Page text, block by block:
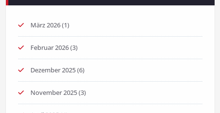
März 2026(1)
Februar 2026(3)
Dezember 2025(6)
November 2025(3)